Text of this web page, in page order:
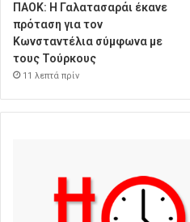
ΠΑΟΚ: Η Γαλατασαράι έκανε
πρόταση για τον
Κωνσταντέλια σύμφωνα με
τους Τούρκους
11 λεπτά πρίν